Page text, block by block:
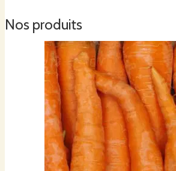
desabris pour la faune
préservons nos sols, premier levier
pour l'augmentation de la fertilité des sols qui
d'engrais.
Les actions sociales de la
La Ferme du Mycélium est engagée auprès de
Nous organisons régulièrement des
Nos produits